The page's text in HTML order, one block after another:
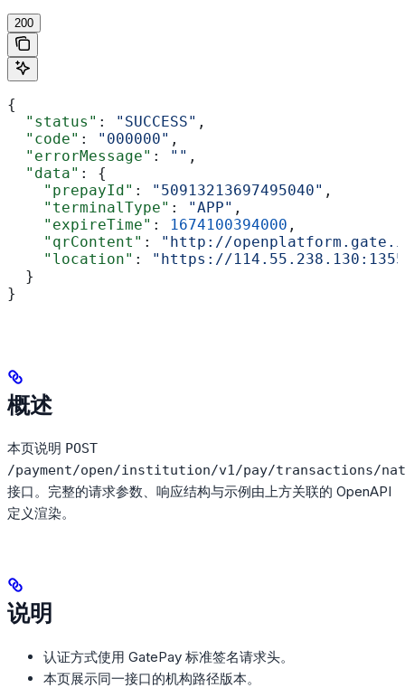
200
{
  "status"
: "SUCCESS" ,
  "code"
: "000000" ,
  "errorMessage"
: "" ,
  "data"
: {
    "prepayId"
: "50913213697495040" ,
    "terminalType"
: "APP" ,
    "expireTime"
: 1674100394000 ,
    "qrContent"
:
"http://openplatform.gate.io/
    "location"
:
"https://
  }
}
概述
本页说明 POST
/payment/open/institution/v1/pay/transactions/
接口。完整的请求参数、响应结构与示例由上方关联的 OpenAPI
定义渲染。
说明
认证方式使用 GatePay 标准签名请求头。
本页展示同一接口的机构路径版本。